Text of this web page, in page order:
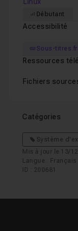
Débutant
Accessibilité
Sous-titres
Ressources
Fichiers
Catégories
Système
Mis à jour le 13/
Langue : Français
ID : 200681